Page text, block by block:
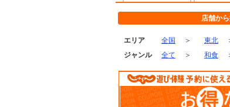
店舗か
エリア 全国 ＞ 東北
ジャンル
全て ＞ 和食